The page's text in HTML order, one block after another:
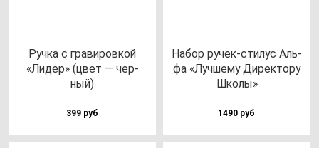
Руч­ка с гра­ви­ров­кой
«Лидер» (цвет — чер­
ный)
399 руб
Набор ру­чек-сти­лус Аль­
фа «Луч­ше­му Дирек­то­ру
Шко­лы»
1490 руб